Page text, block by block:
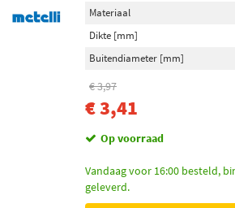
Materiaal
Dikte [mm]
Buitendiameter [mm]
€ 3,97
€ 3,41
Op voorraad
Vandaag voor 16:00 besteld,
geleverd.